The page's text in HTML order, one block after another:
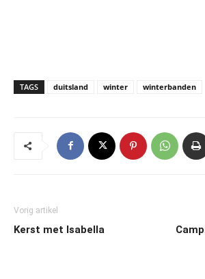
TAGS duitsland winter winterbanden
Vorig artikel
Kerst met Isabella